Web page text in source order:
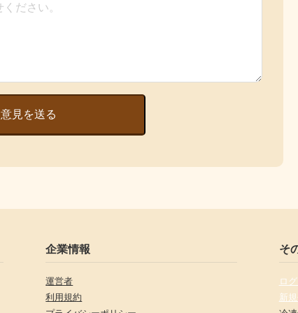
意見を送る
企業情報
運営者
利用規約
そ
ロ
新